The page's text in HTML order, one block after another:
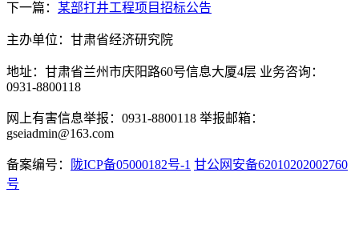
下一篇： 某部打井工程项目招标公告
主办单位：甘肃省经济研究院
地址：甘肃省兰州市庆阳路60号信息大厦4层 业务咨询：
0931-8800118
网上有害信息举报：0931-8800118 举报邮箱：
gseiadmin@163.com
备案编号： 陇ICP备05000182号-1 甘公网安备62010202002760
号